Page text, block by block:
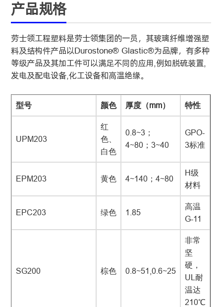
产品规格
劳士领工程塑料是劳士领集团的一员，其玻璃纤维增强塑
料及结构件产品以Durostone® Glastic®为品牌，有多种
等级产品及其加工件可以满足不同的应用,例如脱硫装置,
发电及配电设备,化工设备和高温绝缘。
型号 颜色 厚度 （mm） 特性
UPM203
红
色、
白色
0.8~3；
4~80；3~40
GPO-
3标准
EPM203 黄色 4~140；4~80
H级
材料
EPC203 绿色 1.85
高温
G-11
SG200 棕色 0.8~51,0.6~25
非常
坚
硬，
UL耐
温达
210℃